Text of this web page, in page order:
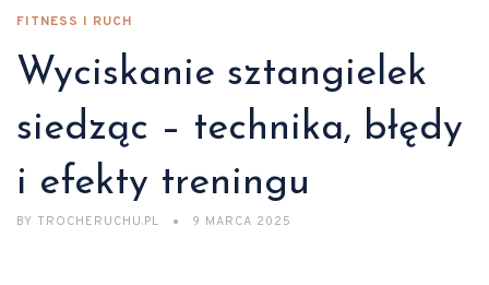
FITNESS I RUCH
Wyciskanie sztangielek
siedząc – technika, błędy
i efekty treningu
BY TROCHERUCHU.PL 9 MARCA 2025